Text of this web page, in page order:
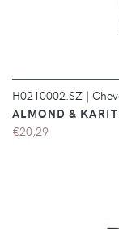
H0210002.SZ |
ALMOND &
€20,29